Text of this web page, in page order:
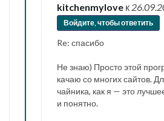
kitchenmylove к
Войдите, чтобы ответить
Re: спасибо
Не знаю) Просто этой
качаю со многих сайтов.
чайника, как я — это
и понятно.